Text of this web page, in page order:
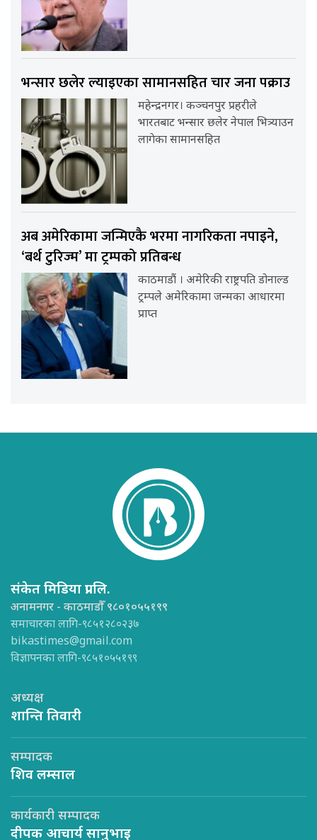
भन्सार छलेर ल्याइएका सामानसहित चार जना पक्राउ
महेन्द्रनगर। कञ्चनपुर प्रहरीले
भारतबाट भन्सार छलेर नेपाल भित्र्याउन
लागेका सामानसहित
अब अमेरिकामा जन्मिएकै भरमा नागरिकता नपाइने,
‘बर्थ टुरिज्म’ मा ट्रम्पको प्रतिबन्ध
काठमाडौं । अमेरिकी राष्ट्रपति डोनाल्ड
ट्रम्पले अमेरिकामा जन्मका आधारमा
प्राप्त
संकेत मिडिया प्रा.लि.
अनामनगर - काठमाडौँ ९८०१०५५१९९
समाचारका लागि-९८५१२८०२३७
bikastimes@gmail.com
विज्ञापनका लागि-९८५१०५५१९९
अध्यक्ष
शान्ति तिवारी
सम्पादक
शिव लम्साल
कार्यकारी सम्पादक
दीपक आचार्य सानुभाइ